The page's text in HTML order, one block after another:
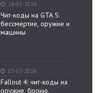
26-01-2016
Чит-коды на GTA 5:
бессмертие, оружие и
машины
03-02-2016
Fallout 4: чит-коды на
оружие, броню,